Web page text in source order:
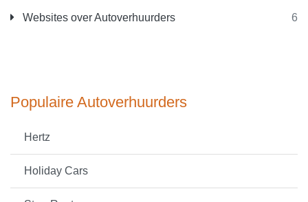
Websites over Autoverhuurders 6
Populaire Autoverhuurders
Hertz
Holiday Cars